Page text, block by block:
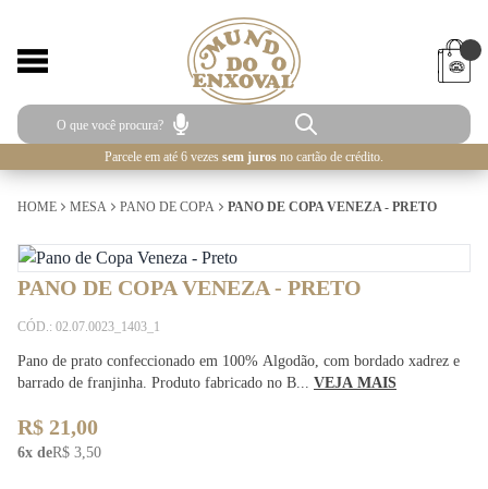
Parcele em até 6 vezes sem juros no cartão de crédito.
HOME MESA PANO DE COPA PANO DE COPA VENEZA - PRETO
PANO DE COPA VENEZA - PRETO
CÓD.: 02.07.0023_1403_1
Pano de prato confeccionado em 100% Algodão, com bordado xadrez e
barrado de franjinha. Produto fabricado no B... VEJA MAIS
R$ 21,00
6x deR$ 3,50